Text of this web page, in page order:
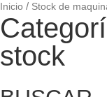
Inicio / Stock de
stock